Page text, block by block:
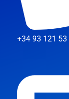
+34 93 121